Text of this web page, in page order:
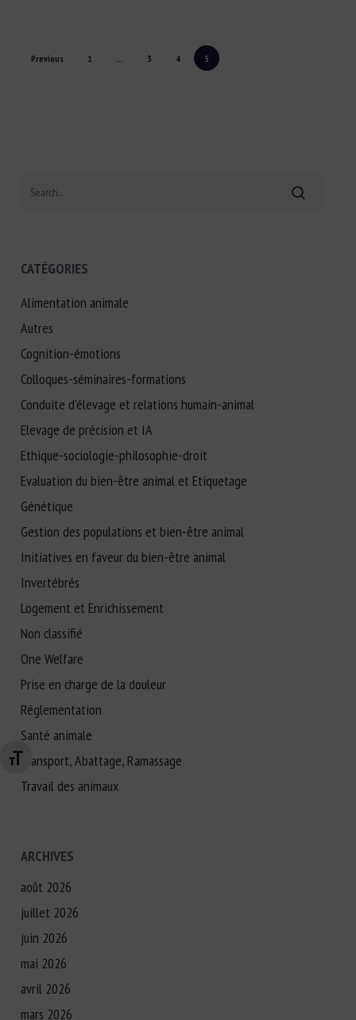
Changer la taille de la police
Previous 1 3 4 5
CATÉGORIES
Alimentation animale
Autres
Cognition-émotions
Colloques-séminaires-formations
Conduite d'élevage et relations humain-animal
Elevage de précision et IA
Ethique-sociologie-philosophie-droit
Evaluation du bien-être animal et Etiquetage
Génétique
Gestion des populations et bien-être animal
Initiatives en faveur du bien-être animal
Invertébrés
Logement et Enrichissement
Non classifié
One Welfare
Prise en charge de la douleur
Réglementation
Santé animale
Transport, Abattage, Ramassage
Travail des animaux
ARCHIVES
août 2026
juillet 2026
juin 2026
mai 2026
avril 2026
mars 2026